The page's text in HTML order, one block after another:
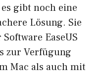
gibt noch eine
Lösung. Sie
EaseUS
zur Verfügung
Mac als auch mit